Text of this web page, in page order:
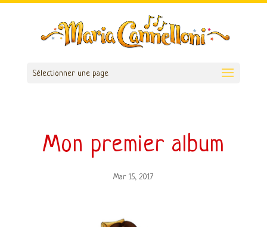
Sélectionner une page
Mon premier album
Mar 15, 2017